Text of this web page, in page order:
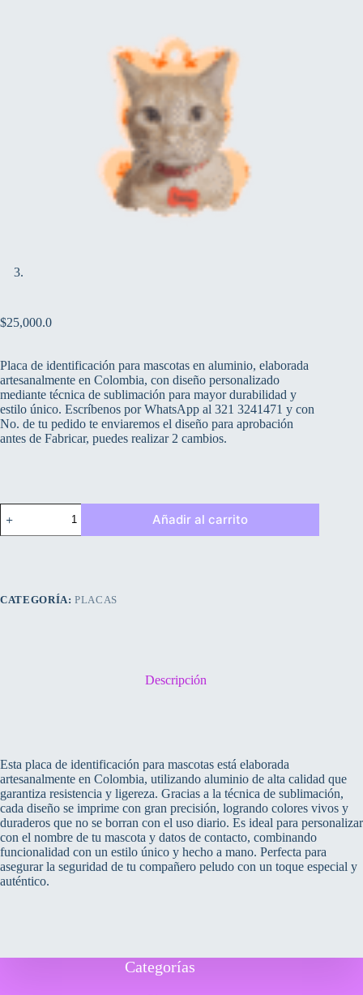
$25,000.0
Placa de identificación para mascotas en aluminio, elaborada
artesanalmente en Colombia, con diseño personalizado
mediante técnica de sublimación para mayor durabilidad y
estilo único. Escríbenos por WhatsApp al 321 3241471 y con
No. de tu pedido te enviaremos el diseño para aprobación
antes de Fabricar, puedes realizar 2 cambios.
01
cantidad
Añadir al carrito
CATEGORÍA:PLACAS
Descripción
Esta placa de identificación para mascotas está elaborada
artesanalmente en Colombia, utilizando aluminio de alta calidad que
garantiza resistencia y ligereza. Gracias a la técnica de sublimación,
cada diseño se imprime con gran precisión, logrando colores vivos y
duraderos que no se borran con el uso diario. Es ideal para personalizar
con el nombre de tu mascota y datos de contacto, combinando
funcionalidad con un estilo único y hecho a mano. Perfecta para
asegurar la seguridad de tu compañero peludo con un toque especial y
auténtico.
Categorías